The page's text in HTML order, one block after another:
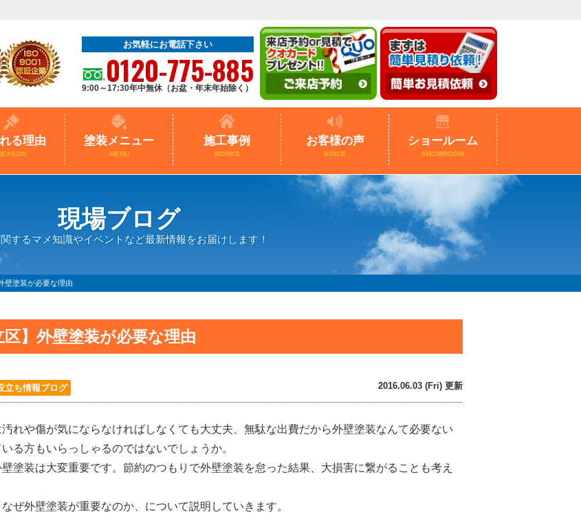
お気軽にお電話下さい
0120-775-885
9:00～17:30年中無休（お盆・年末年始除く）
る理由 塗装メニュー
MENU
施工事例
WORKS
お客様の声
VOICE
ショールーム
SHOWROOM
現場ブログ
するマメ知識やイベントなど最新情報をお届けします！
壁塗装が必要な理由
区】外壁塗装が必要な理由
立ち情報ブログ 2016.06.03 (Fri) 更新
れや傷が気にならなければしなくても大丈夫、無駄な出費だから外壁塗装なんて必要ない
る方もいらっしゃるのではないでしょうか。
壁塗装は大変重要です。節約のつもりで外壁塗装を怠った結果、大損害に繋がることも考え
ぜ外壁塗装が重要なのか、について説明していきます。